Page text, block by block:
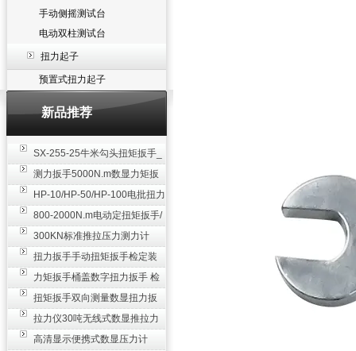
手动侧摇测试台
电动双柱测试台
扭力起子
预置式扭力起子
新品推荐
SX-255-25牛米勾头扭矩扳手_
螺栓紧固扭力扳手
测力扳手5000N.m数显力矩扳
手 非标扭力扳手工业级
HP-10/HP-50/HP-100电批扭力
测试仪,测量仪
800-2000N.m电动定扭矩扳手/
扭矩电动扳手
300KN标准推拉压力测力计
_0.3级数显压力仪
扭力扳手手动扭矩扳手检定装
置 50-100N扳手测量仪器
力矩扳手桶盖数字扭力扳手 检
测瓶盖拧紧扭矩工具
扭矩扳手双向测量数显扭力扳
手 2000N,m力矩扳手价格
拉力仪30吨无线式数显推拉力
计 数字显示测力计80T
高清显示便携式数显压力计